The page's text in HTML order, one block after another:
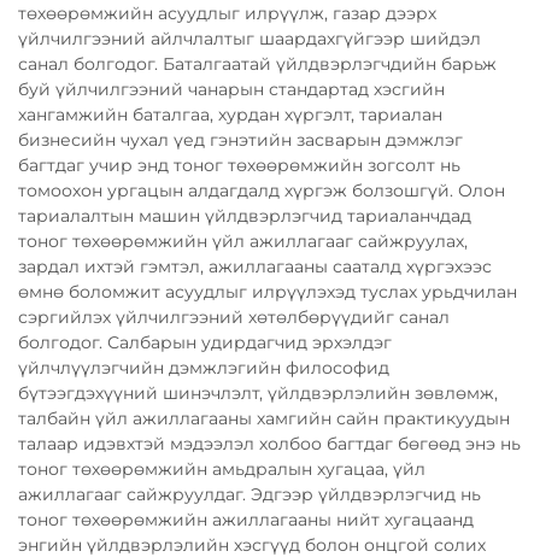
төхөөрөмжийн асуудлыг илрүүлж, газар дээрх
үйлчилгээний айлчлалтыг шаардахгүйгээр шийдэл
санал болгодог. Баталгаатай үйлдвэрлэгчдийн барьж
буй үйлчилгээний чанарын стандартад хэсгийн
хангамжийн баталгаа, хурдан хүргэлт, тариалан
бизнесийн чухал үед гэнэтийн засварын дэмжлэг
багтдаг учир энд тоног төхөөрөмжийн зогсолт нь
томоохон ургацын алдагдалд хүргэж болзошгүй. Олон
тариалалтын машин үйлдвэрлэгчид тариаланчдад
тоног төхөөрөмжийн үйл ажиллагааг сайжруулах,
зардал ихтэй гэмтэл, ажиллагааны сааталд хүргэхээс
өмнө боломжит асуудлыг илрүүлэхэд туслах урьдчилан
сэргийлэх үйлчилгээний хөтөлбөрүүдийг санал
болгодог. Салбарын удирдагчид эрхэлдэг
үйлчлүүлэгчийн дэмжлэгийн философид
бүтээгдэхүүний шинэчлэлт, үйлдвэрлэлийн зөвлөмж,
талбайн үйл ажиллагааны хамгийн сайн практикуудын
талаар идэвхтэй мэдээлэл холбоо багтдаг бөгөөд энэ нь
тоног төхөөрөмжийн амьдралын хугацаа, үйл
ажиллагааг сайжруулдаг. Эдгээр үйлдвэрлэгчид нь
тоног төхөөрөмжийн ажиллагааны нийт хугацаанд
энгийн үйлдвэрлэлийн хэсгүүд болон онцгой солих